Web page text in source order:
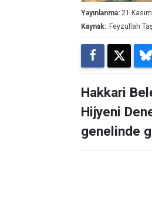
Yayınlanma: 21
Kaynak: Feyzullah
Hakkari
Hijyeni
genelinde